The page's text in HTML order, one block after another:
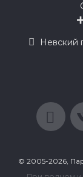
Невский
© 2005-2026,